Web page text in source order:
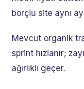
borçlu site aynı
Mevcut organik
sprint hızlanır;
ağırlıklı geçer.